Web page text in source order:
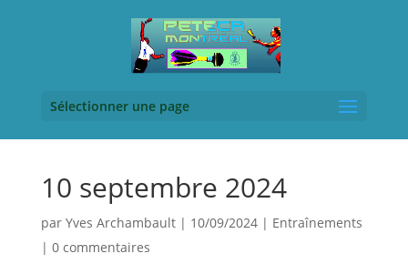
Sélectionner une page
10 septembre 2024
par Yves Archambault| 10/09/2024| Entraînements
| 0 commentaires